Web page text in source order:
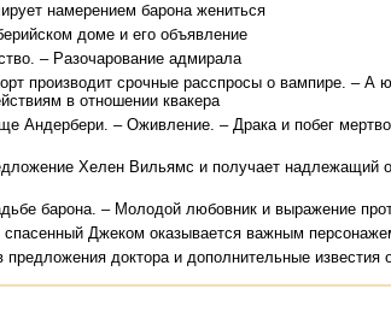
намерением барона жениться
доме и его объявление
– Разочарование адмирала
производит срочные расспросы о вампире. – А
в отношении квакера
Андербери. – Оживление. – Драка и побег
Хелен Вильямс и получает надлежащий
барона. – Молодой любовник и выражение
Джеком оказывается важным
предложения доктора и дополнительные известия